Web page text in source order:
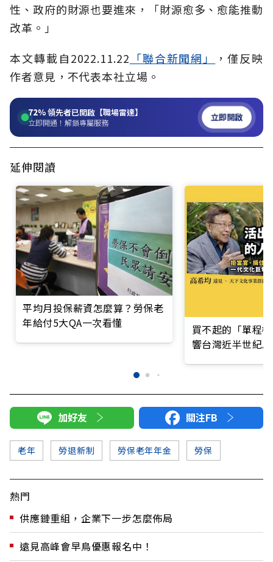
性、政府的財源也要進來，「財源愈多、愈能推動
改革。」
本文轉載自2022.11.22 「聯合新聞網」
，僅反映
作者意見，不代表本社立場。
72%領先者已開啟【職場雷達】
立即開通！解鎖專屬服務 立即開啟
延伸閱讀
平均月投保薪資怎麼算？勞保老
年給付5大QA一次看懂
買不起的「單程
響台灣近半世紀
加好友 關注FB
老年 勞退新制 勞保老年年金 勞保
熱門
供應鏈重組，企業下一步怎麼佈局
遠見高峰會早鳥優惠報名中！